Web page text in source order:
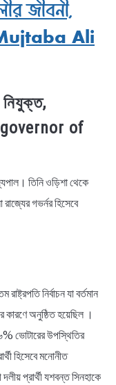
জীবনী,
Ali
নিযুক্ত,
of
তিনি ওড়িশা থেকে
গভর্নর হিসেবে
নির্বাচন যা বর্তমান
কারণে অনুষ্ঠিত হয়েছিল ।
ভোটারের উপস্থিতির
হিসেবে মনোনীত
প্রার্থী যশবন্ত সিনহাকে